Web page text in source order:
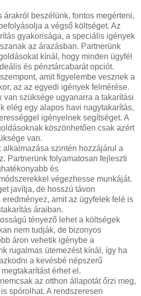
árakról beszélünk, fontos megérteni,
a végső költséget. Az
gyakorisága, a speciális igények
az árazásban. Partnerünk
kínál, hogy minden ügyfél
és pénztárcabarát opciót.
amit figyelembe vesznek a
az az egyedi igények felmérése.
van szüksége ugyanarra a takarítási
elég egy alapos havi nagytakarítás,
igényelnek segítséget. A
köszönhetően csak azért
van.
alkalmazása szintén hozzájárul a
Partnerünk folyamatosan fejleszti
és
végezhesse munkáját.
javítja, de hosszú távon
amit az ügyfelek felé is
áraiban.
tényező lehet a költségek
nem tudják, de bizonyos
áron vehetik igénybe a
rugalmas ütemezést kínál, így ha
a kevésbé népszerű
érhet el.
az otthon állapotát őrzi meg,
spórolhat. A rendszeresen